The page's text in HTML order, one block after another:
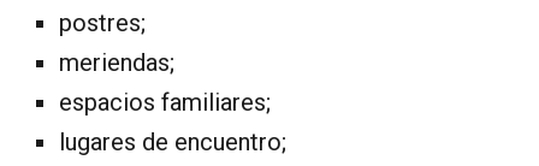
postres;
meriendas;
espacios familiares;
lugares de encuentro;